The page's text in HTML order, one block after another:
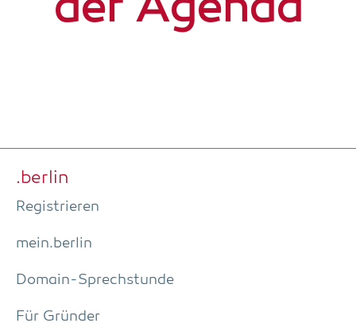
der Agenda
.ber­lin
Regis­trie­ren
mein.berlin
Domain-Sprech­stun­de
Für Grün­der